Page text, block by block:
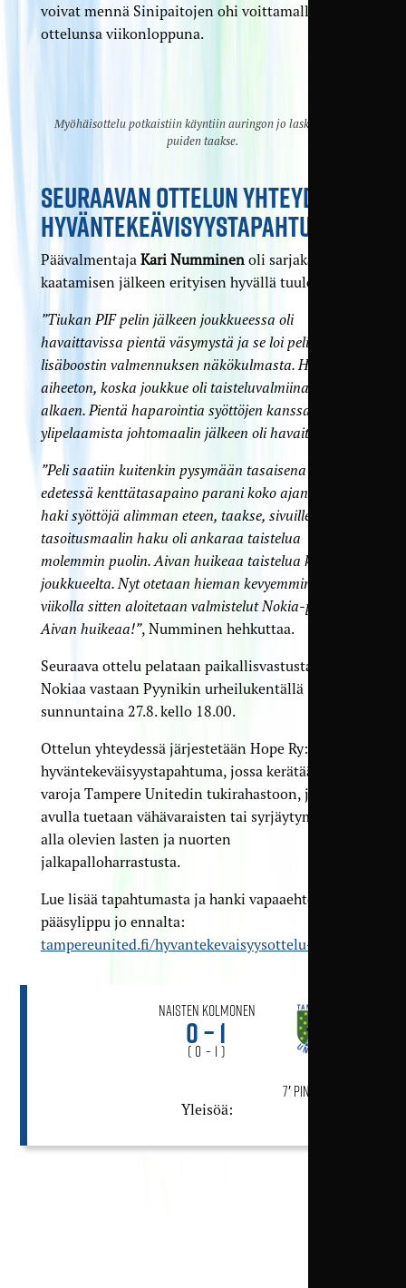
voivat mennä Sinipaitojen ohi voittamalla oman
ottelunsa viikonloppuna.
Myöhäisottelu potkaistiin käyntiin auringon jo laskeutuessa
puiden taakse.
SEURAAVAN OTTELUN YHTEYDESSÄ
HYVÄNTEKEÄVISYYS­TAPAHTUMA
Päävalmentaja Kari Numminenoli sarjakärjen
kaatamisen jälkeen erityisen hyvällä tuulella.
”Tiukan PIF pelin jälkeen joukkueessa oli
havaittavissa pientä väsymystä ja se loi peliin pienen
lisäboostin valmennuksen näkökulmasta. Huoli oli
aiheeton, koska joukkue oli taisteluvalmiina alusta
alkaen. Pientä haparointia syöttöjen kanssa ja
ylipelaamista johtomaalin jälkeen oli havaittavissa.”
”Peli saatiin kuitenkin pysymään tasaisena ja pelin
edetessä kenttätasapaino parani koko ajan. HJS
haki syöttöjä alimman eteen, taakse, sivuille ja
tasoitusmaalin haku oli ankaraa taistelua
molemmin puolin. Aivan huikeaa taistelua koko
joukkueelta. Nyt otetaan hieman kevyemmin ja ensi
viikolla sitten aloitetaan valmistelut Nokia-peliin.
Aivan huikeaa!”, Numminen hehkuttaa.
Seuraava ottelu pelataan paikallisvastustaja FC
Nokiaa vastaan Pyynikin urheilukentällä
sunnuntaina 27.8. kello 18.00.
Ottelun yhteydessä järjestetään Hope Ry:n kanssa
hyväntekeväisyys­tapahtuma, jossa kerätään
varoja Tampere Unitedin tukirahastoon, jonka
avulla tuetaan vähävaraisten tai syrjäytymisuhan
alla olevien lasten ja nuorten
jalkapalloharrastusta.
Lue lisää tapahtumasta ja hanki vapaaehtoinen
pääsylippu jo ennalta:
tampereunited.fi/hyvantekevaisyysottelu-2023
Naisten Kolmonen
0 – 1
( 0 – 1 )
7′ Pinja Aaltonen
Yleisöä: